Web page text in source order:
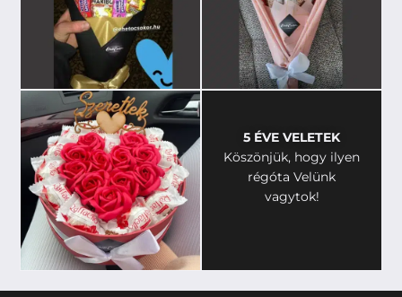
5 ÉVE VELETEK
Köszönjük, hogy ilyen
régóta Velünk
vagytok!